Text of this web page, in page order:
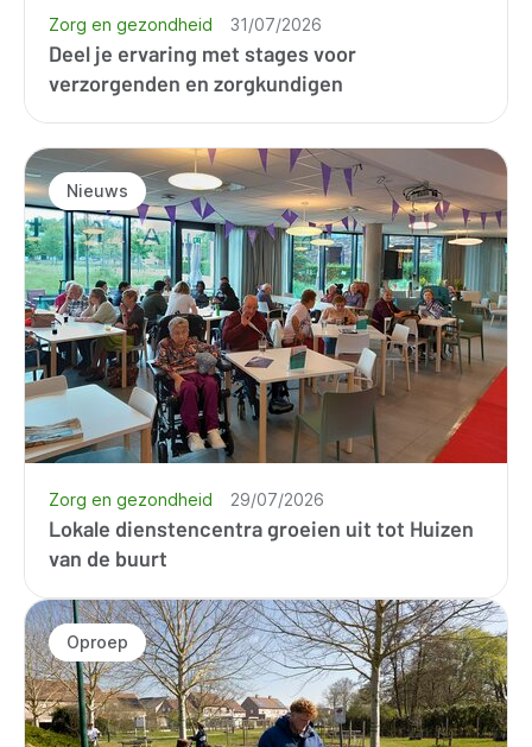
Deel je ervaring met stages voor
verzorgenden en zorgkundigen
Zorg en gezondheid 31/07/2026
Nieuws
Lokale dienstencentra groeien uit tot Huizen
van de buurt
Zorg en gezondheid 29/07/2026
Oproep